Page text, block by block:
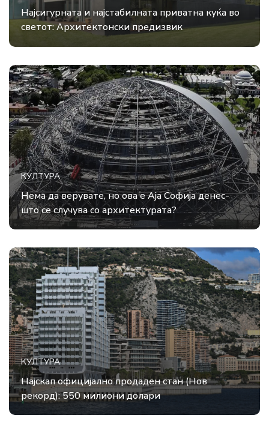
Најсигурната и најстабилната приватна куќа во
светот: Архитектонски предизвик
КУЛТУРА
Нема да верувате, но ова е Аја Софија денес-
што се случува со архитектурата?
КУЛТУРА
Најскап официјално продаден стан (Нов
рекорд): 550 милиони долари